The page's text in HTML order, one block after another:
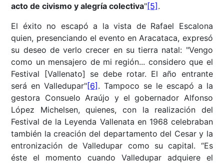
acto de civismo y alegría colectiva"[5] .
El éxito no escapó a la vista de Rafael Escalona
quien, presenciando el evento en Aracataca, expresó
su deseo de verlo crecer en su tierra natal: "Vengo
como un mensajero de mi región... considero que el
Festival [Vallenato] se debe rotar. El año entrante
será en Valledupar"[6] . Tampoco se le escapó a la
gestora Consuelo Araújo y el gobernador Alfonso
López Michelsen, quienes, con la realización del
Festival de la Leyenda Vallenata en 1968 celebraban
también la creación del departamento del Cesar y la
entronización de Valledupar como su capital. “Es
éste el momento cuando Valledupar adquiere el